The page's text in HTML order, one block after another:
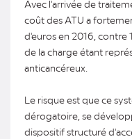
Avec l'arrivée de
coût des ATU a
d'euros en 2016, contre
de la charge étant
anticancéreux.
Le risque est que ce
dérogatoire, se
dispositif structuré